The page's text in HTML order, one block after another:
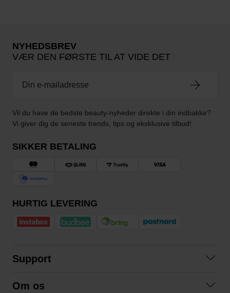
NYHEDSBREV
VÆR DEN FØRSTE TIL AT VIDE DET
Vil du have de bedste beauty-nyheder direkte i din indbakke?
Vi giver dig de seneste trends, tips og eksklusive tilbud!
SIKKER BETALING
HURTIG LEVERING
Support
Om os